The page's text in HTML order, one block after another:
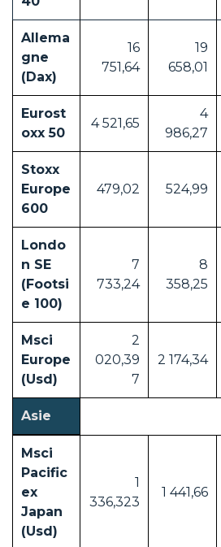
Allema
gne
(Dax)
16
751,64
19
658,01
Eurost
oxx 50
4 521,65
4
986,27
Stoxx
Europe
600
479,02 524,99
Londo
n SE
(Footsi
e 100)
7
733,24
8
358,25
Msci
Europe
(Usd)
2
020,39
7
2 174,34
Asie
Msci
Pacific
ex
Japan
(Usd)
1
336,323
1 441,66